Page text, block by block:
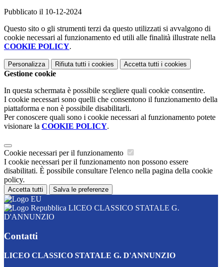
Pubblicato il 10-12-2024
Questo sito o gli strumenti terzi da questo utilizzati si avvalgono di
cookie necessari al funzionamento ed utili alle finalità illustrate nella
COOKIE POLICY.
Personalizza Rifiuta tutti i cookies Accetta tutti i cookies
Gestione cookie
In questa schermata è possibile scegliere quali cookie consentire.
I cookie necessari sono quelli che consentono il funzionamento della
piattaforma e non è possibile disabilitarli.
Per conoscere quali sono i cookie necessari al funzionamento potete
visionare la COOKIE POLICY.
Cookie necessari per il funzionamento
I cookie necessari per il funzionamento non possono essere
disabilitati. È possibile consultare l'elenco nella pagina della cookie
policy.
Accetta tutti Salva le preferenze
LICEO CLASSICO STATALE G.
D'ANNUNZIO
Contatti
LICEO CLASSICO STATALE G. D'ANNUNZIO